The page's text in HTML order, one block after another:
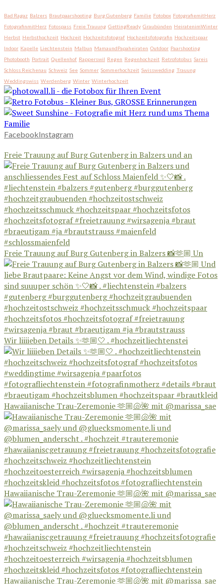
Bad Ragaz Balzers Brautpaarshooting Burg Gutenberg Familie Fotobox FotografiemitHerz
FotografinmitHerz Fotospass Freie Trauung GettingReady Graubünden HeiratenimWinter
Herbst Herbsthochzeit Hochzeit Hochzeitsfotograf Hochzeitsfotografin Hochzeitspaar
Indoor Kapelle Liechtenstein Malbun MamaundPapaheiraten Outdoor Paarshooting
Photobooth Portrait Quellenhof Rapperswil Regen Regenhochzeit Retrofotobus Sareis
Schloss Reichenau Schweiz See Sommer Sommerhochzeit Swisswedding Trauung
Weddingswiss Werdenberg Winter Winterhochzeit
FacebookInstagram
Freie Trauung auf Burg Gutenberg in Balzers und an
Freie Trauung auf Burg Gutenberg in Balzers 📸🫶🏼 Un
Wir liiiieben Details ✨🫶🏼🤍 . #hochzeitliechtenstei
Hawaiianische Trau-Zeremonie 🫶🏼🐚🌺 mit @marissa_sae
Hawaiianische Trau-Zeremonie 🫶🏼🐚🌺 mit @marissa_sae
Hawaiianische Trau-Zeremonie 🫶🏼🐚🌺 mit @marissa_sae